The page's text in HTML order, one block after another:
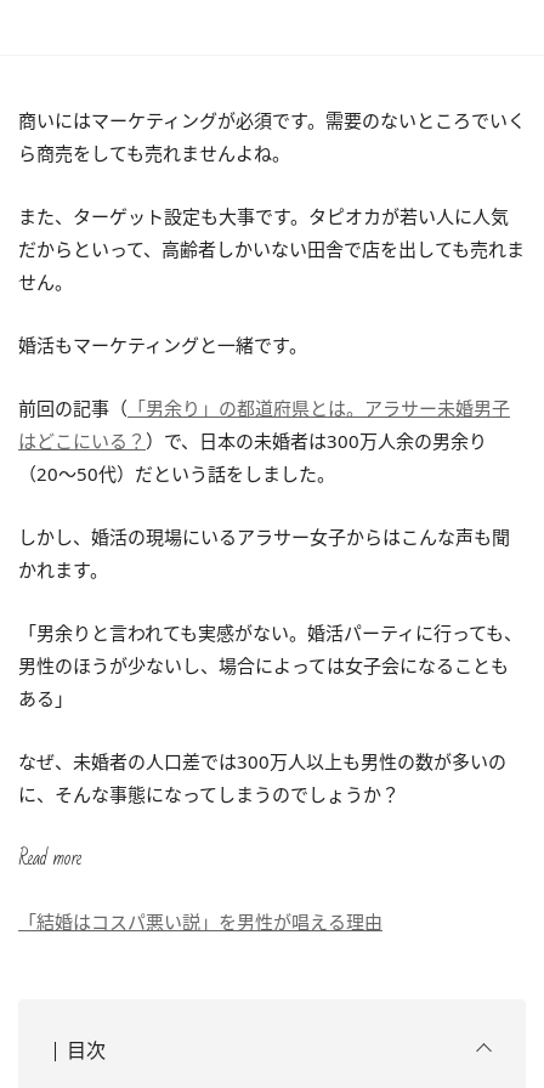
商いにはマーケティングが必須です。需要のないところでいく
ら商売をしても売れませんよね。
また、ターゲット設定も大事です。タピオカが若い人に人気
だからといって、高齢者しかいない田舎で店を出しても売れま
せん。
婚活もマーケティングと一緒です。
前回の記事（ 「男余り」の都道府県とは。アラサー未婚男子
はどこにいる？ ）で、日本の未婚者は300万人余の男余り
（20～50代）だという話をしました。
しかし、婚活の現場にいるアラサー女子からはこんな声も聞
かれます。
「男余りと言われても実感がない。婚活パーティに行っても、
男性のほうが少ないし、場合によっては女子会になることも
ある」
なぜ、未婚者の人口差では300万人以上も男性の数が多いの
に、そんな事態になってしまうのでしょうか？
Read more
「結婚はコスパ悪い説」を男性が唱える理由
目次